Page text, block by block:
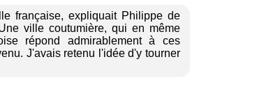
française, expliquait Philippe de
ville coutumière, qui en même
répond admirablement à ces
J'avais retenu l'idée d'y tourner